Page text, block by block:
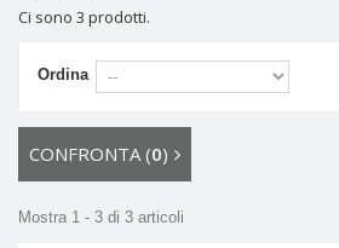
Ci sono 3 prodotti.
Ordina
CONFRONTA (0)
Mostra 1 - 3 di 3 articoli